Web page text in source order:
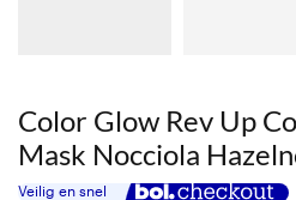
Color Glow Rev Up
Mask Nocciola